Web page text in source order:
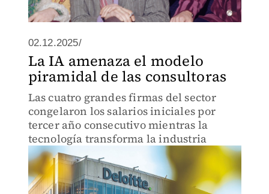
02.12.2025/
La IA amenaza el modelo
piramidal de las consultoras
Las cuatro grandes firmas del sector
congelaron los salarios iniciales por
tercer año consecutivo mientras la
tecnología transforma la industria